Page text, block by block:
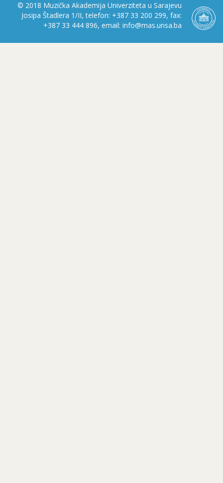
© 2018 Muzička Akademija Univerziteta u Sarajevu
Josipa Štadlera 1/II, telefon: +387 33 200 299, fax:
+387 33 444 896, email: info@mas.unsa.ba